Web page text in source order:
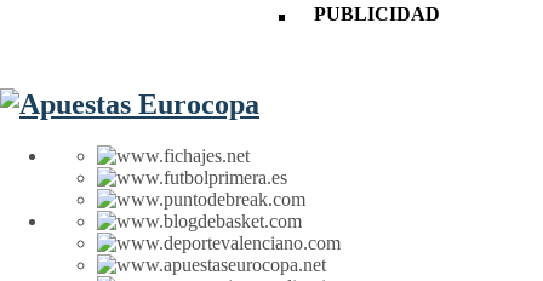
PUBLICIDAD